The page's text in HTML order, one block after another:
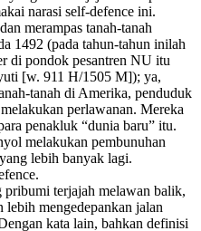
narasi self-defence ini.
merampas tanah-tanah
1492 (pada tahun-tahun inilah
di pondok pesantren NU itu
[w. 911 H/1505 M]); ya,
tanah di Amerika, penduduk
perlawanan. Mereka
penakluk “dunia baru” itu.
melakukan pembunuhan
lebih banyak lagi.
terjajah melawan balik,
lebih mengedepankan jalan
kata lain, bahkan definisi